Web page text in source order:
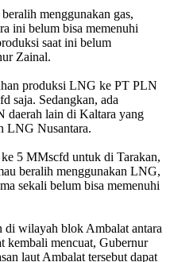
menggunakan gas,
ini belum bisa memenuhi
saat ini belum
Zainal.
produksi LNG ke PT PLN
saja. Sedangkan, ada
daerah lain di Kaltara yang
LNG Nusantara.
5 MMscfd untuk di Tarakan,
beralih menggunakan LNG,
sekali belum bisa memenuhi
di wilayah blok Ambalat antara
kembali mencuat, Gubernur
laut Ambalat tersebut dapat